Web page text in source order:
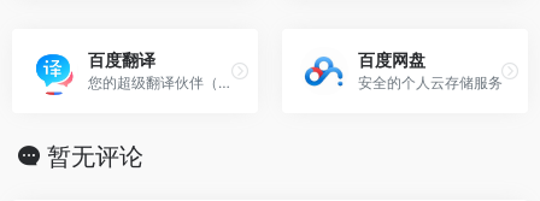
百度翻译
您的超级翻译伙伴（文本、文档翻译）
百度网盘
安全的个人云存储服务
暂无评论